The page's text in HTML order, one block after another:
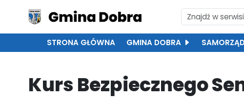
STRONA GŁÓWNA GMINA DOBRA
Kurs Bezpiecznego